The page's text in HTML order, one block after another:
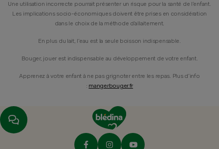
Une utilisation incorrecte pourrait présenter un risque pour la santé de l’enfant.
Les implications socio-économiques doivent être prises en considération
dans le choix de la méthode d’allaitement.
En plus du lait, l’eau est la seule boisson indispensable.
Bouger, jouer est indispensable au développement de votre enfant.
Apprenez à votre enfant à ne pas grignoter entre les repas. Plus d’info
: mangerbouger.fr